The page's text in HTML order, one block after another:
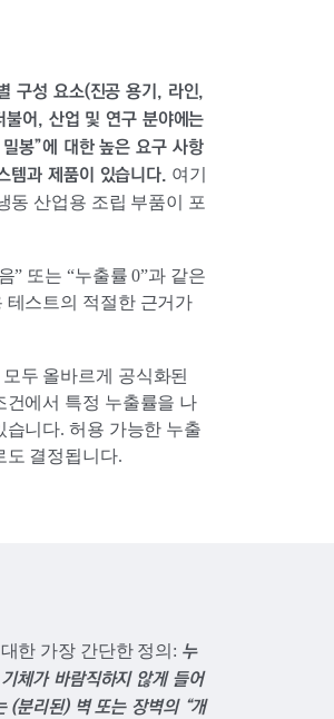
구성 요소(진공 용기, 라인,
어, 산업 및 연구 분야에는
봉”에 대한 높은 요구 사항
템과 제품이 있습니다. 여기
동 산업용 조립 부품이 포
” 또는 “누출률 0”과 같은
테스트의 적절한 근거가
두 올바르게 공식화된
건에서 특정 누출률을 나
습니다. 허용 가능한 누출
도 결정됩니다.
한 가장 간단한 정의: 누
체가 바람직하지 않게 들어
(분리된) 벽 또는 장벽의 “개